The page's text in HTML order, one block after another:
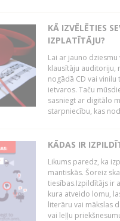
KĀ IZVĒLĒTIES
IZPLATĪTĀJU?
Lai ar jauno
klausītāju auditoriju,
nogādā CD vai
ietvaros. Taču
sasniegt ar digitālo
starpniecību, kas
KĀDAS IR
Likums paredz, ka
mantiskās. Šoreiz
tiesības.Izpildītājs ir
kura atveido lomu,
literāru vai mākslas
vai leļļu